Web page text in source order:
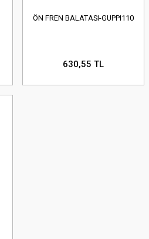
ÖN FREN BALATASI-GUPPI110
630,55 TL